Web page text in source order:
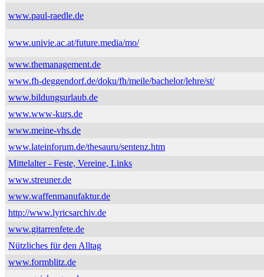
www.paul-raedle.de
www.univie.ac.at/future.media/mo/
www.themanagement.de
www.fh-deggendorf.de/doku/fh/meile/bachelor/lehre/st/
www.bildungsurlaub.de
www.www-kurs.de
www.meine-vhs.de
www.lateinforum.de/thesauru/sentenz.htm
Mittelalter - Feste, Vereine, Links
www.streuner.de
www.waffenmanufaktur.de
http://www.lyricsarchiv.de
www.gitarrenfete.de
Nützliches für den Alltag
www.formblitz.de